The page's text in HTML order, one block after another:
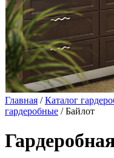
Главная /Каталог
гардеробные / Байлот